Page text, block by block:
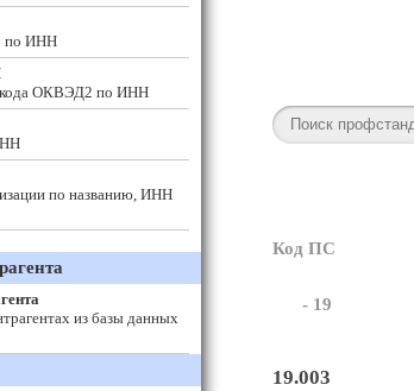
Код ПС
- 19
19.003
по ИНН
кода ОКВЭД2 по ИНН
по названию, ИНН
из базы данных